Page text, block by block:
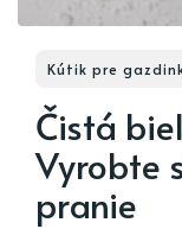
Kútik pre
Čistá
Vyrobte
pranie